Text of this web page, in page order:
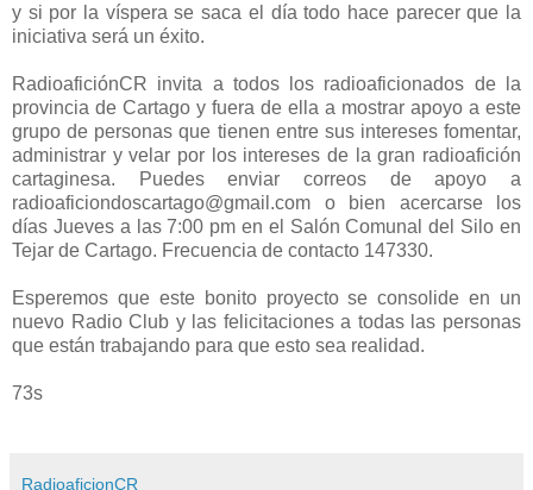
y si por la víspera se saca el día todo hace parecer que la
iniciativa será un éxito.
RadioaficiónCR invita a todos los radioaficionados de la
provincia de Cartago y fuera de ella a mostrar apoyo a este
grupo de personas que tienen entre sus intereses fomentar,
administrar y velar por los intereses de la gran radioafición
cartaginesa. Puedes enviar correos de apoyo a
radioaficiondoscartago@gmail.com o bien acercarse los
días Jueves a las 7:00 pm en el Salón Comunal del Silo en
Tejar de Cartago. Frecuencia de contacto 147330.
Esperemos que este bonito proyecto se consolide en un
nuevo Radio Club y las felicitaciones a todas las personas
que están trabajando para que esto sea realidad.
73s
RadioaficionCR